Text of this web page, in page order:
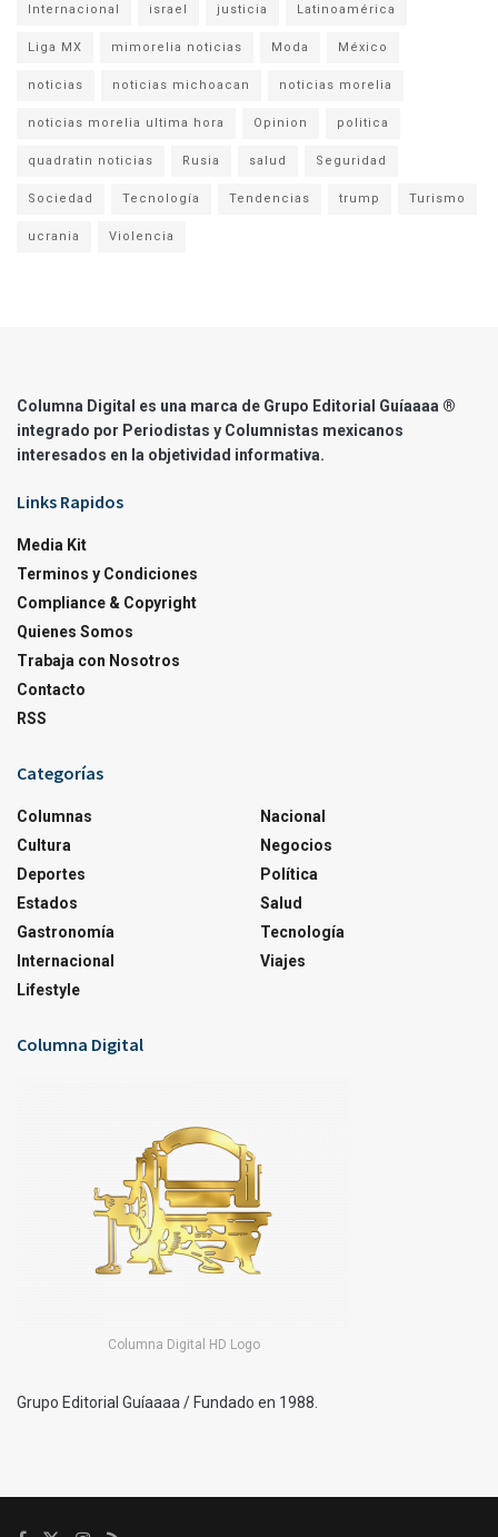
Internacional israel justicia Latinoamérica
Liga MX mimorelia noticias Moda México
noticias noticias michoacan noticias morelia
noticias morelia ultima hora Opinion politica
quadratin noticias Rusia salud Seguridad
Sociedad Tecnología Tendencias trump Turismo
ucrania Violencia
Columna Digital es una marca de Grupo Editorial Guíaaaa ®
integrado por Periodistas y Columnistas mexicanos
interesados en la objetividad informativa.
Links Rapidos
Media Kit
Terminos y Condiciones
Compliance & Copyright
Quienes Somos
Trabaja con Nosotros
Contacto
RSS
Categorías
Columnas
Cultura
Deportes
Estados
Gastronomía
Internacional
Lifestyle
Nacional
Negocios
Política
Salud
Tecnología
Viajes
Columna Digital
Columna Digital HD Logo
Grupo Editorial Guíaaaa / Fundado en 1988.